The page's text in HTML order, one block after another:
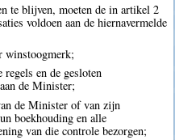
te blijven, moeten de in artikel 2
voldoen aan de hiernavermelde
winstoogmerk;
regels en de gesloten
de Minister;
de Minister of van zijn
boekhouding en alle
van die controle bezorgen;